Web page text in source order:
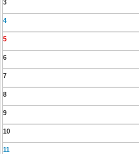
3
4
5
6
7
8
9
10
11